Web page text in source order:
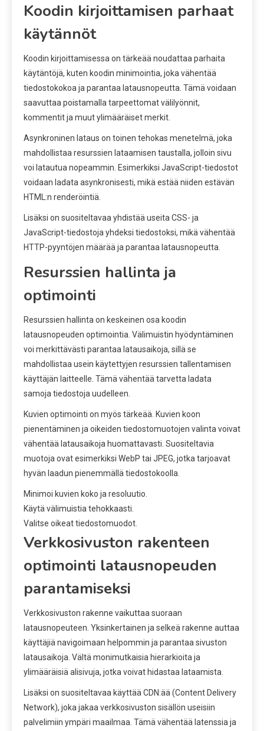
Koodin kirjoittamisen parhaat
käytännöt
Koodin kirjoittamisessa on tärkeää noudattaa parhaita
käytäntöjä, kuten koodin minimointia, joka vähentää
tiedostokokoa ja parantaa latausnopeutta. Tämä voidaan
saavuttaa poistamalla tarpeettomat välilyönnit,
kommentit ja muut ylimääräiset merkit.
Asynkroninen lataus on toinen tehokas menetelmä, joka
mahdollistaa resurssien lataamisen taustalla, jolloin sivu
voi latautua nopeammin. Esimerkiksi JavaScript-tiedostot
voidaan ladata asynkronisesti, mikä estää niiden estävän
HTML:n renderöintiä.
Lisäksi on suositeltavaa yhdistää useita CSS- ja
JavaScript-tiedostoja yhdeksi tiedostoksi, mikä vähentää
HTTP-pyyntöjen määrää ja parantaa latausnopeutta.
Resurssien hallinta ja
optimointi
Resurssien hallinta on keskeinen osa koodin
latausnopeuden optimointia. Välimuistin hyödyntäminen
voi merkittävästi parantaa latausaikoja, sillä se
mahdollistaa usein käytettyjen resurssien tallentamisen
käyttäjän laitteelle. Tämä vähentää tarvetta ladata
samoja tiedostoja uudelleen.
Kuvien optimointi on myös tärkeää. Kuvien koon
pienentäminen ja oikeiden tiedostomuotojen valinta voivat
vähentää latausaikoja huomattavasti. Suositeltavia
muotoja ovat esimerkiksi WebP tai JPEG, jotka tarjoavat
hyvän laadun pienemmällä tiedostokoolla.
Minimoi kuvien koko ja resoluutio.
Käytä välimuistia tehokkaasti.
Valitse oikeat tiedostomuodot.
Verkkosivuston rakenteen
optimointi latausnopeuden
parantamiseksi
Verkkosivuston rakenne vaikuttaa suoraan
latausnopeuteen. Yksinkertainen ja selkeä rakenne auttaa
käyttäjiä navigoimaan helpommin ja parantaa sivuston
latausaikoja. Vältä monimutkaisia hierarkioita ja
ylimääräisiä alisivuja, jotka voivat hidastaa lataamista.
Lisäksi on suositeltavaa käyttää CDN:ää (Content Delivery
Network), joka jakaa verkkosivuston sisällön useisiin
palvelimiin ympäri maailmaa. Tämä vähentää latenssia ja